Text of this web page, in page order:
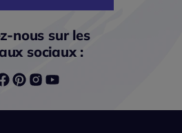
nous sur les
sociaux :